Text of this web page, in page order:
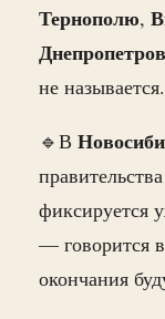
Тернополю,
не называется.
🔹В
фиксируется
— говорится
окончания